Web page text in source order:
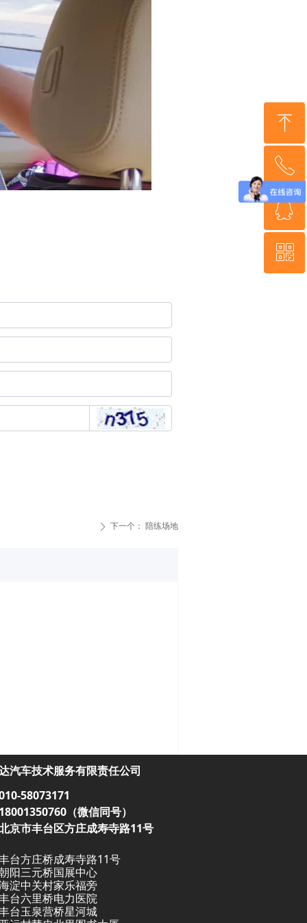
ꄲ 下一个： 陪练场地
汽车技术服务有限责任公司
58073171
（微信同号）
京市丰台区方庄成寿寺路11号
台方庄桥成寿寺路11号
阳三元桥国展中心
淀中关村家乐福旁
台六里桥电力医院
台玉泉营桥星河城
ꁸ
回到顶部
ꂅ
ꁗ
QQ客服
ꀥ